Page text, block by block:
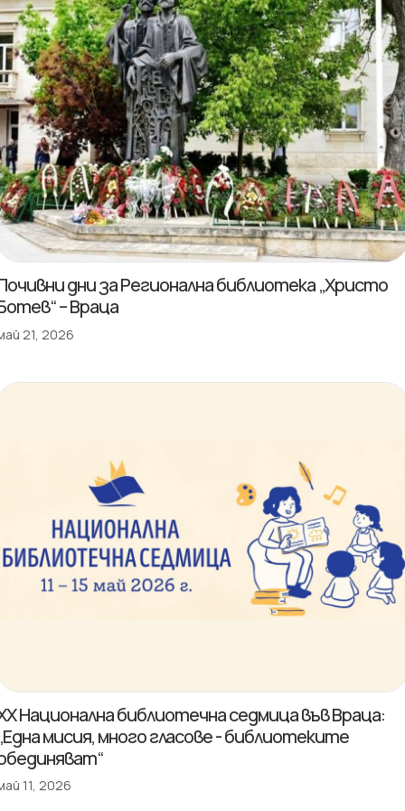
дни за Регионална библиотека „Христо
– Враца
21, 2026
Национална библиотечна седмица във Враца:
мисия, много гласове - библиотеките
11, 2026